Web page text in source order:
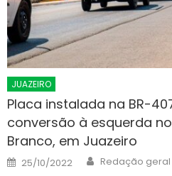
JUAZEIRO
Placa instalada na BR-
conversão à esquerda
Branco, em Juazeiro
Posted
on
25/10/2022 Author
Redação geral